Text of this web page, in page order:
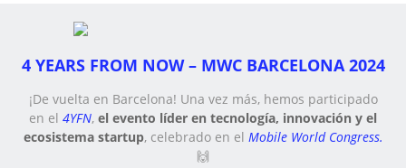
4 YEARS FROM NOW – MWC BARCELONA 2024
¡De vuelta en Barcelona! Una vez más, hemos participado
en el 4YFN, el evento líder en tecnología, innovación y el
ecosistema startup, celebrado en el Mobile World Congress.
🙌